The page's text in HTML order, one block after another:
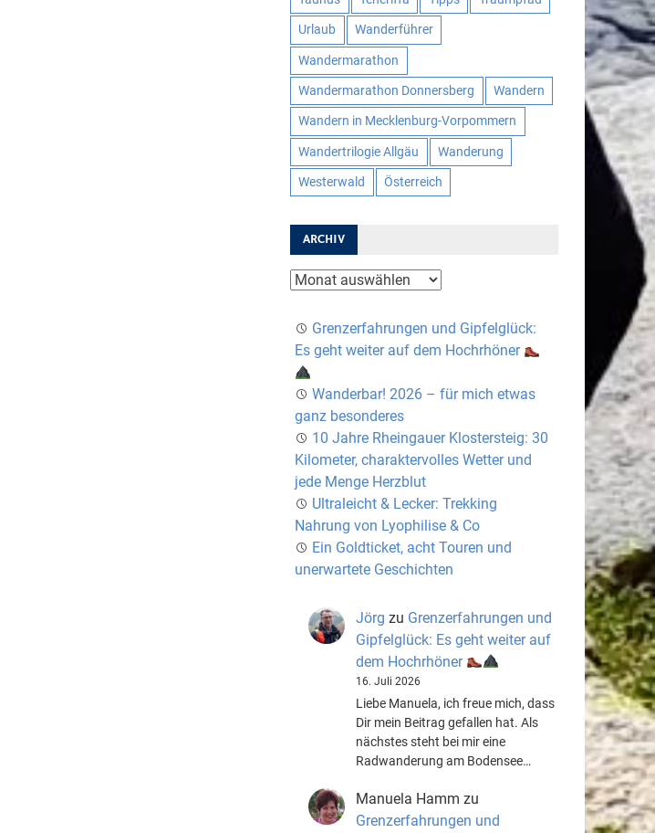
Urlaub Wanderführer
Wandermarathon
Wandermarathon Donnersberg Wandern
Wandern in Mecklenburg-Vorpommern
Wandertrilogie Allgäu Wanderung
Westerwald Österreich
ARCHIV
Archiv
Grenzerfahrungen und Gipfelglück:
Es geht weiter auf dem Hochrhöner
Wanderbar! 2026 – für mich etwas
ganz besonderes
10 Jahre Rheingauer Klostersteig: 30
Kilometer, charaktervolles Wetter und
jede Menge Herzblut
Ultraleicht & Lecker: Trekking
Nahrung von Lyophilise & Co
Ein Goldticket, acht Touren und
unerwartete Geschichten
Jörg zu Grenzerfahrungen und
Gipfelglück: Es geht weiter auf
dem Hochrhöner
16. Juli 2026
Liebe Manuela, ich freue mich, dass
Dir mein Beitrag gefallen hat. Als
nächstes steht bei mir eine
Radwanderung am Bodensee…
Manuela Hamm zu
Grenzerfahrungen und